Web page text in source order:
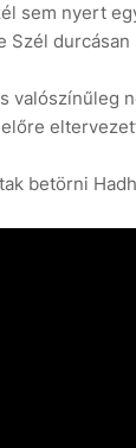
sem nyert
Szél durcásan
valószínűleg
betörni